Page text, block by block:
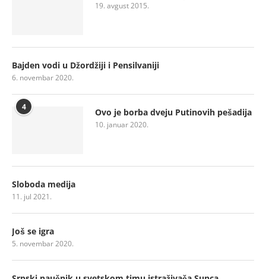
19. avgust 2015.
Bajden vodi u Džordžiji i Pensilvaniji
6. novembar 2020.
4 Ovo je borba dveju Putinovih pešadija
10. januar 2020.
Sloboda medija
11. jul 2021.
Još se igra
5. novembar 2020.